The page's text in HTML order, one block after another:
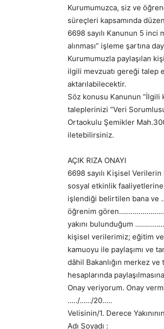
Kurumumuzca, siz ve
süreçleri kapsamında
6698 sayılı Kanunun 5 inci
alınması” işleme şartına
Kurumumuzla paylaşılan
ilgili mevzuatı gereği talep
aktarılabilecektir.
Söz konusu Kanunun “İlgili
taleplerinizi “Veri
Ortaokulu Şemikler
iletebilirsiniz.
AÇIK RIZA ONAYI
6698 sayılı Kişisel Verilerin
sosyal etkinlik faaliyetlerine
işlendiği belirtilen
öğrenim
yakını bulunduğum
kişisel verilerimiz; eğitim
kamuoyu ile paylaşımı ve
dâhil Bakanlığın merkez
hesaplarında
Onay veriyorum. Onay
…../……/20…..
Velisinin/1. Derece Yakınının
Adı Soyadı :